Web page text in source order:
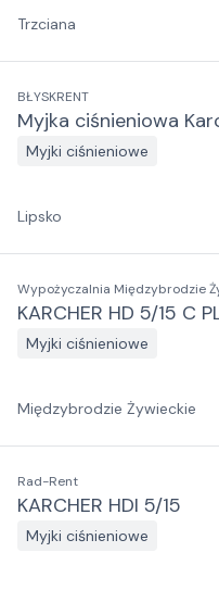
Trzciana
BŁYSKRENT
Myjka ciśnieniowa
Myjki ciśnieniowe
Lipsko
Wypożyczalnia Międzybrodzie
KARCHER HD 5/15 C
Myjki ciśnieniowe
Międzybrodzie Żywieckie
Rad-Rent
KARCHER HDI 5/15
Myjki ciśnieniowe